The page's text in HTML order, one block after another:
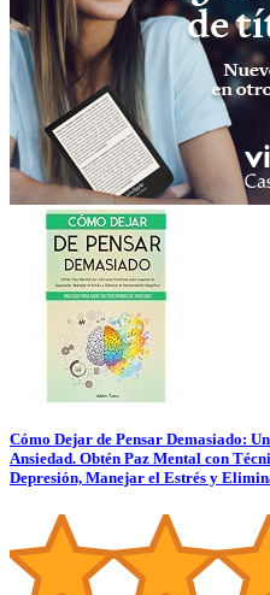
Cómo Dejar de Pensar Demasiado:
Ansiedad. Obtén Paz Mental con
Depresión, Manejar el Estrés y